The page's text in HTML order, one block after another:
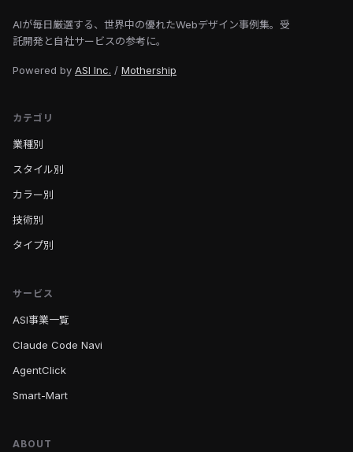
AIが毎日厳選する、世界中の優れたWebデザイン事例集。受
託開発と自社サービスの参考に。
Powered by ASI Inc. / Mothership
カテゴリ
業種別
スタイル別
カラー別
技術別
タイプ別
サービス
ASI事業一覧
Claude Code Navi
AgentClick
Smart-Mart
ABOUT